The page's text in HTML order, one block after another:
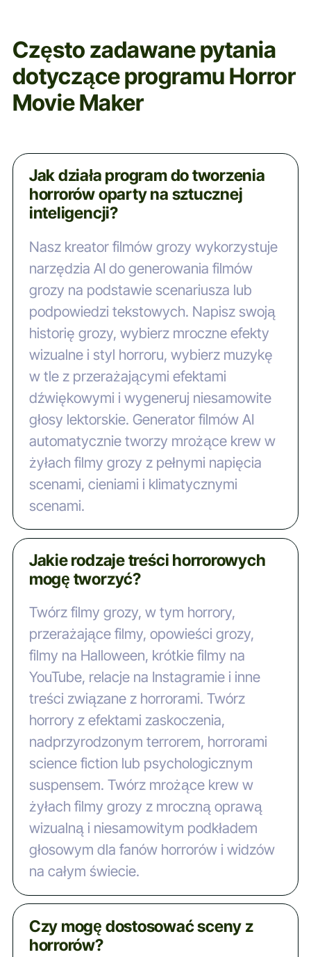
Często zadawane pytania
dotyczące programu Horror
Movie Maker
Jak działa program do tworzenia
horrorów oparty na sztucznej
inteligencji?
Nasz kreator filmów grozy wykorzystuje
narzędzia AI do generowania filmów
grozy na podstawie scenariusza lub
podpowiedzi tekstowych. Napisz swoją
historię grozy, wybierz mroczne efekty
wizualne i styl horroru, wybierz muzykę
w tle z przerażającymi efektami
dźwiękowymi i wygeneruj niesamowite
głosy lektorskie. Generator filmów AI
automatycznie tworzy mrożące krew w
żyłach filmy grozy z pełnymi napięcia
scenami, cieniami i klimatycznymi
scenami.
Jakie rodzaje treści horrorowych
mogę tworzyć?
Twórz filmy grozy, w tym horrory,
przerażające filmy, opowieści grozy,
filmy na Halloween, krótkie filmy na
YouTube, relacje na Instagramie i inne
treści związane z horrorami. Twórz
horrory z efektami zaskoczenia,
nadprzyrodzonym terrorem, horrorami
science fiction lub psychologicznym
suspensem. Twórz mrożące krew w
żyłach filmy grozy z mroczną oprawą
wizualną i niesamowitym podkładem
głosowym dla fanów horrorów i widzów
na całym świecie.
Czy mogę dostosować sceny z
horrorów?